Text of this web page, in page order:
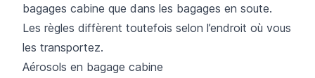
bagages cabine que dans les bagages en soute.
Les règles diffèrent toutefois selon l’endroit où vous
les transportez.
Aérosols en bagage cabine